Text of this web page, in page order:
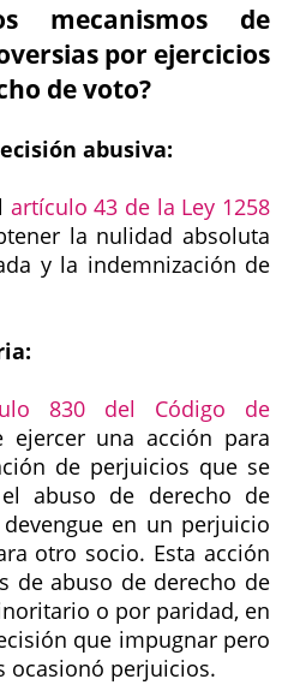
mecanismos de
por ejercicios
de voto?
abusiva:
artículo 43 de la Ley 1258
la nulidad absoluta
y la indemnización de
830 del Código de
ejercer una acción para
de perjuicios que se
abuso de derecho de
en un perjuicio
otro socio. Esta acción
de abuso de derecho de
o por paridad, en
que impugnar pero
ocasionó perjuicios.